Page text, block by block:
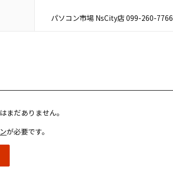
パソコン市場 NsCity店 099-260-7766
まだありません。
が必要です。